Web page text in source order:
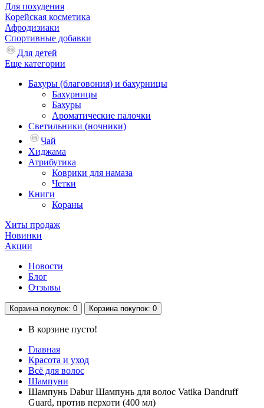
Для похудения
Корейская косметика
Афродизиаки
Спортивные добавки
Для детей
Еще категории
Бахуры (благовония) и бахурницы
Бахурницы
Бахуры
Ароматические палочки
Светильники (ночники)
Чай
Хиджама
Атрибутика
Коврики для намаза
Четки
Книги
Кораны
Хиты продаж
Новинки
Акции
Новости
Блог
Отзывы
Корзина покупок: 0 Корзина покупок: 0
В корзине пусто!
Главная
Красота и уход
Всё для волос
Шампуни
Шампунь Dabur Шампунь для волос Vatika Dandruff
Guard, против перхоти (400 мл)